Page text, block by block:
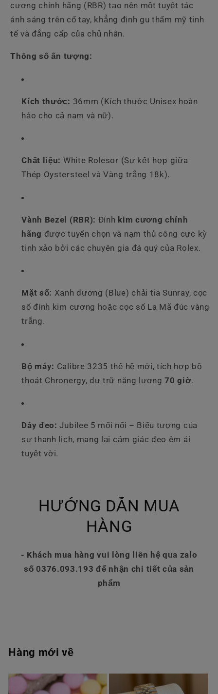
cương chính hãng (RBR) tạo nên một tuyệt tác
ánh sáng trên cổ tay, khẳng định gu thẩm mỹ tinh
tế và đẳng cấp của chủ nhân.
Thông số ấn tượng:
Kích thước: 36mm (Kích thước Unisex hoàn
hảo cho cả nam và nữ).
Chất liệu: White Rolesor (Sự kết hợp giữa
Thép Oystersteel và Vàng trắng 18k).
Vành Bezel (RBR): Đính kim cương chính
hãng được tuyển chọn và nạm thủ công cực kỳ
tinh xảo bởi các chuyên gia đá quý của Rolex.
Mặt số: Xanh dương (Blue) chải tia Sunray, cọc
số đính kim cương hoặc cọc số La Mã đúc vàng
trắng.
Bộ máy: Calibre 3235 thế hệ mới, tích hợp bộ
thoát Chronergy, dự trữ năng lượng70 giờ.
Dây đeo: Jubilee 5 mối nối – Biểu tượng của
sự thanh lịch, mang lại cảm giác đeo êm ái
tuyệt vời.
HƯỚNG DẪN MUA
HÀNG
- Khách mua hàng vui lòng liên hệ qua zalo
số 0376.093.193 để nhận chi tiết của sản
phẩm
Hàng mới về